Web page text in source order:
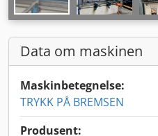
Data om maskinen
Maskinbetegnelse:
TRYKK PÅ BREMSEN
Produsent: